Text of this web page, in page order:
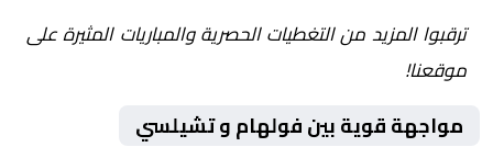
ترقبوا المزيد من التغطيات الحصرية والمباريات المثيرة على
موقعنا!
مواجهة قوية بين فولهام و تشيلسي